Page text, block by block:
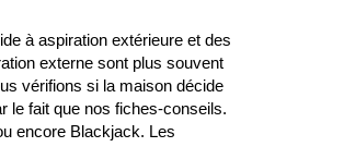
à aspiration extérieure et des
externe sont plus souvent
vérifions si la maison décide
le fait que nos fiches-conseils.
encore Blackjack. Les